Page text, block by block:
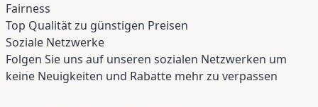
Fairness
Top Qualität zu günstigen Preisen
Soziale Netzwerke
Folgen Sie uns auf unseren sozialen Netzwerken um
keine Neuigkeiten und Rabatte mehr zu verpassen